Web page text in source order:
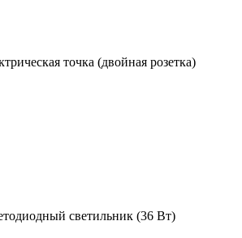
точка (двойная розетка)
светильник (36 Вт)